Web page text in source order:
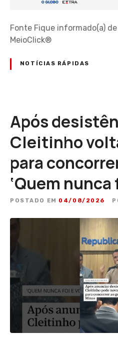
Fonte Fique informado(a)
MeioClick®
NOTÍCIAS RÁPIDAS
Após
Cleitinho
para
‘Quem
POSTADO EM 04/08/2026